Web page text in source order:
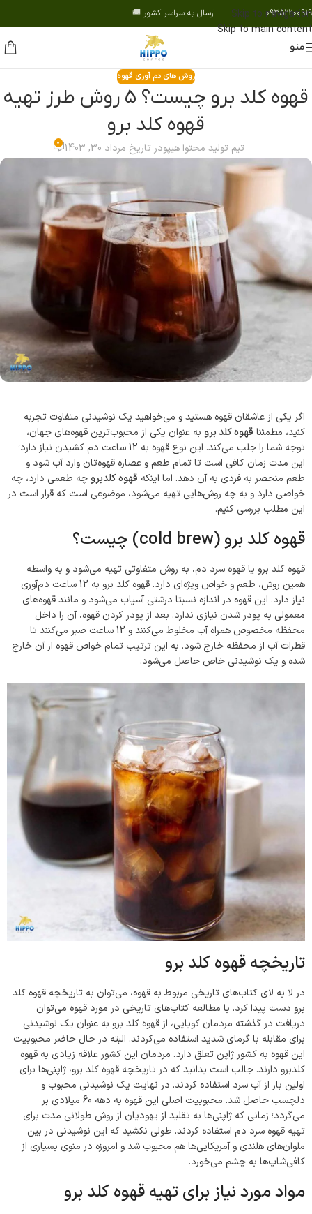
Skip to navigation
Skip to main content
09352200919 ارسال به سراسر کشور 🚚
منو
روش های دم آوری قهوه
قهوه کلد برو چیست؟ 5 روش طرز تهیه
قهوه کلد برو
تیم تولید محتوا هیپودر تاریخ مرداد 30, 1403 0
اگر یکی از عاشقان قهوه هستید و می‌خواهید یک نوشیدنی متفاوت تجربه
کنید، مطمئنا قهوه کلد برو به عنوان یکی از محبوب‌ترین قهوه‌های جهان،
توجه شما را جلب می‌کند. این نوع قهوه به 12 ساعت دم کشیدن نیاز دارد؛
این مدت زمان کافی است تا تمام طعم و عصاره قهوه‌تان وارد آب شود و
طعم منحصر به فردی به آن دهد. اما اینکه قهوه کلدبروچه طعمی دارد، چه
خواصی دارد و به چه روش‌هایی تهیه می‌شود، موضوعی است که قرار است در
این مطلب بررسی کنیم.
قهوه کلد برو (cold brew) چیست؟
قهوه کلد برو یا قهوه سرد دم، به روش متفاوتی تهیه می‌شود و به واسطه
همین روش، طعم و خواص ویژه‌ای دارد. قهوه کلد برو به 12 ساعت دم‌آوری
نیاز دارد. این قهوه در اندازه نسبتا درشتی آسیاب می‌شود و مانند قهوه‌های
معمولی به پودر شدن نیازی ندارد. بعد از پودر کردن قهوه، آن را داخل
محفظه مخصوص همراه آب مخلوط می‌کنند و 12 ساعت صبر می‌کنند تا
قطرات آب از محفظه خارج شود. به این ترتیب تمام خواص قهوه از آن خارج
شده و یک نوشیدنی خاص حاصل می‌شود.
تاریخچه قهوه کلد برو
در لا به لای کتاب‌های تاریخی مربوط به قهوه، می‌توان به تاریخچه قهوه کلد
برو دست پیدا کرد. با مطالعه کتاب‌های تاریخی در مورد قهوه می‌توان
دریافت در گذشته مردمان کوبایی، از قهوه کلد برو به عنوان یک نوشیدنی
برای مقابله با گرمای شدید استفاده می‌کردند. البته در حال حاضر محبوبیت
این قهوه به کشور ژاپن تعلق دارد. مردمان این کشور علاقه زیادی به قهوه
کلدبرو دارند. جالب است بدانید که در تاریخچه قهوه کلد برو، ژاپنی‌ها برای
اولین بار از آب سرد استفاده کردند. در نهایت یک نوشیدنی محبوب و
دلچسب حاصل شد. محبوبیت اصلی این قهوه به دهه 60 میلادی بر
می‌گردد؛ زمانی که ژاپنی‌ها به تقلید از یهودیان از روش طولانی‌ مدت برای
تهیه قهوه سرد دم استفاده کردند. طولی نکشید که این نوشیدنی در بین
ملوان‌های هلندی و آمریکایی‌ها هم محبوب شد و امروزه در منوی بسیاری از
کافی‌شاپ‌ها به چشم می‌خورد.
مواد مورد نیاز برای تهیه قهوه کلد برو
سوپر کافئین هیپو(70%روبوستا)
قوی ترین قهوه ایران
کاپوچینو
طعمی که ارزش امتحان